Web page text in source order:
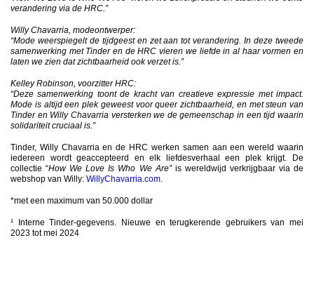
verandering via de HRC.”
Willy Chavarria, modeontwerper:
“Mode weerspiegelt de tijdgeest en zet aan tot verandering. In deze tweede
samenwerking met Tinder en de HRC vieren we liefde in al haar vormen en
laten we zien dat zichtbaarheid ook verzet is.”
Kelley Robinson, voorzitter HRC:
“Deze samenwerking toont de kracht van creatieve expressie met impact.
Mode is altijd een plek geweest voor queer zichtbaarheid, en met steun van
Tinder en Willy Chavarria versterken we de gemeenschap in een tijd waarin
solidariteit cruciaal is.”
Tinder, Willy Chavarria en de HRC werken samen aan een wereld waarin
iedereen wordt geaccepteerd en elk liefdesverhaal een plek krijgt. De
collectie “How We Love Is Who We Are” is wereldwijd verkrijgbaar via de
webshop van Willy: WillyChavarria.com.
*met een maximum van 50.000 dollar
¹ Interne Tinder-gegevens. Nieuwe en terugkerende gebruikers van mei
2023 tot mei 2024